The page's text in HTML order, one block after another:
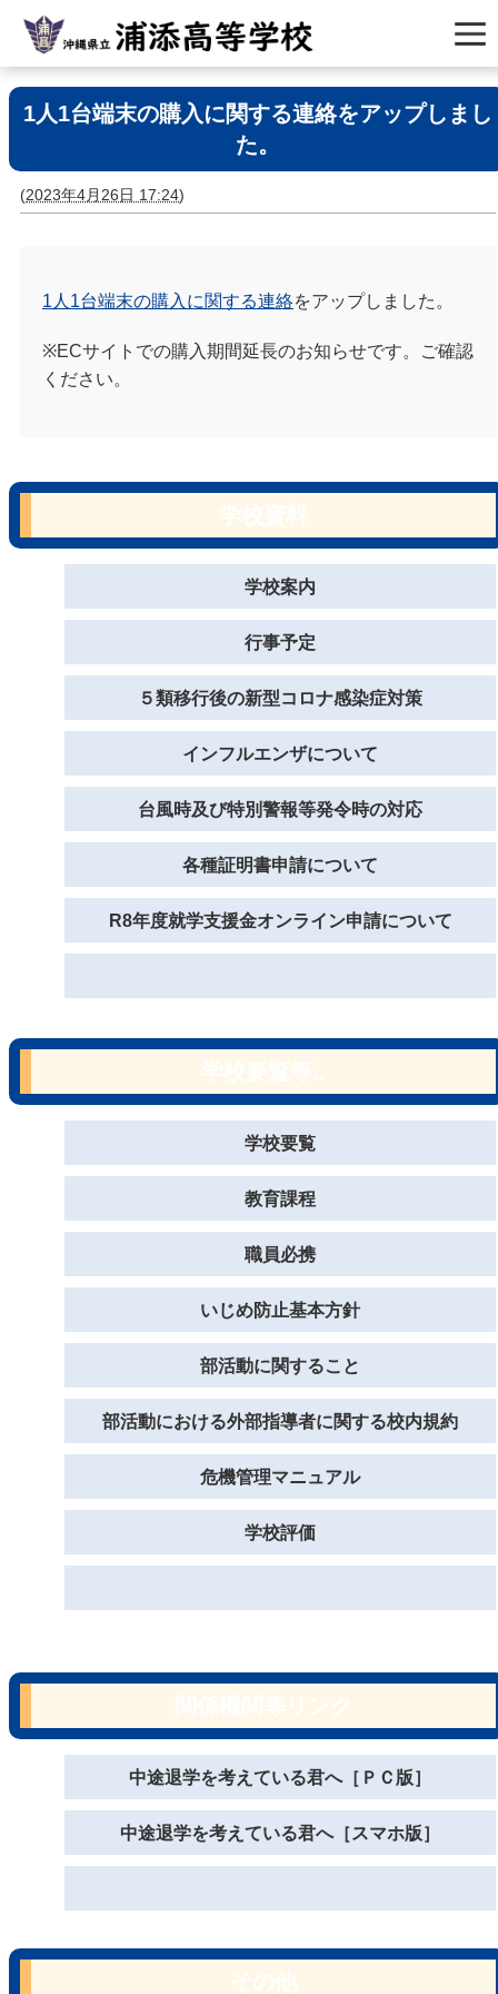
1人1台端末の購入に関する連絡をアップしまし
た。
(2023年4月26日 17:24)
1人1台端末の購入に関する連絡をアップしました。
※ECサイトでの購入期間延長のお知らせです。ご確認
ください。
学校案内
行事予定
５類移行後の新型コロナ感染症対策
インフルエンザについて
台風時及び特別警報等発令時の対応
各種証明書申請について
R8年度就学支援金オンライン申請について
学校要覧
教育課程
職員必携
いじめ防止基本方針
部活動に関すること
部活動における外部指導者に関する校内規約
危機管理マニュアル
学校評価
中途退学を考えている君へ［ＰＣ版］
中途退学を考えている君へ［スマホ版］